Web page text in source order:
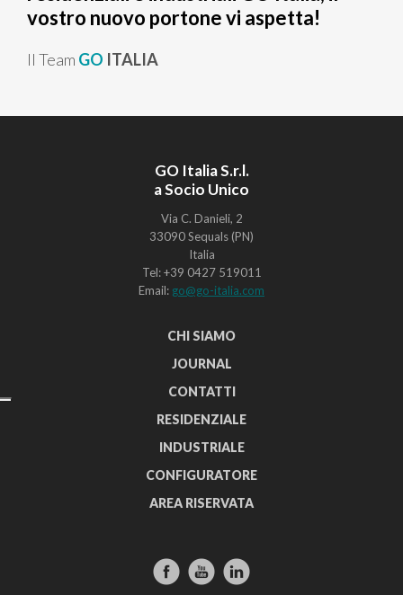
vostro nuovo portone vi aspetta!
Il Team GO ITALIA
GO Italia S.r.l.
a Socio Unico
Via C. Danieli, 2
33090 Sequals (PN)
Italia
Tel: +39 0427 519011
Email: go@go-italia.com
CHI SIAMO
JOURNAL
CONTATTI
RESIDENZIALE
INDUSTRIALE
CONFIGURATORE
AREA RISERVATA